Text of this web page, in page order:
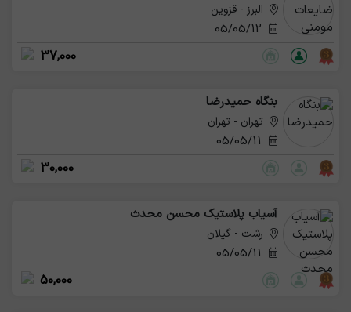
البرز - قزوین
37,000
بنگاه حمیدرضا
تهران - تهران
30,000
آسیاب پلاستیک محسن محدث
رشت - گیلان
50,000